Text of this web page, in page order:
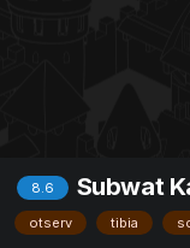
8.6 Subwat
otserv tibia